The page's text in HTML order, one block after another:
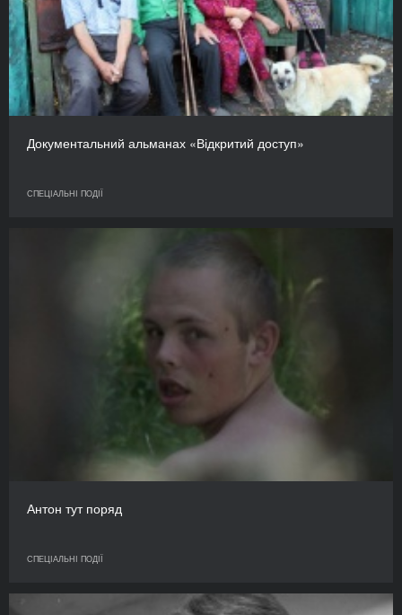
Документальний альманах «Відкритий доступ»
СПЕЦІАЛЬНІ ПОДІЇ
Антон тут поряд
СПЕЦІАЛЬНІ ПОДІЇ